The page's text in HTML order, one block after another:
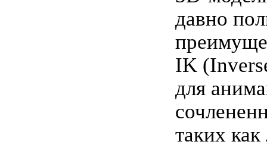
давно
IK
для
таких